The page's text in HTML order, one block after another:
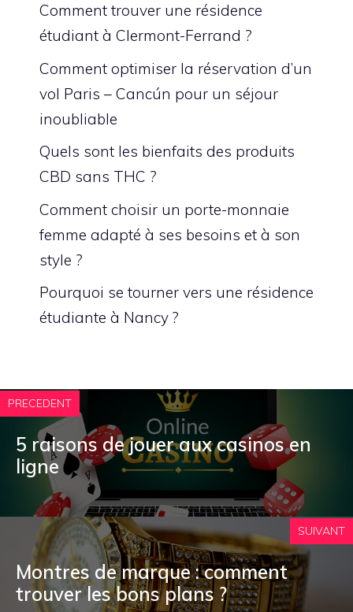
Comment trouver une résidence
étudiant à Clermont-Ferrand ?
Comment optimiser la réservation d’un
vol Paris – Cancún pour un séjour
inoubliable
Quels sont les bienfaits des produits
CBD sans THC ?
Comment choisir un porte-monnaie
femme adapté à ses besoins et à son
style ?
Pourquoi se tourner vers une résidence
étudiante à Nancy ?
PRECEDENT
5 raisons de jouer aux casinos en
ligne
SUIVANT
Montres de marque : comment
trouver les bons plans ?